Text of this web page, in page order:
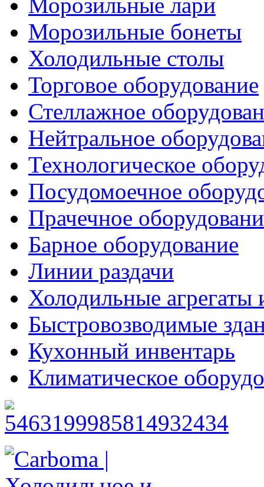
Морозильные бонеты
Холодильные столы
Торговое оборудование
Стеллажное
Нейтральное
Технологическое
Посудомоечное
Прачечное
Барное оборудование
Линии раздачи
Холодильные агрегаты
Быстровозводимые
Кухонный инвентарь
Климатическое